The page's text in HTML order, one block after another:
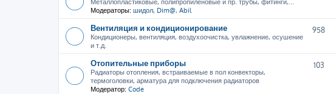
Металлопластиковые, полипропиленовые и пр. трубы, фитинги,...
Модераторы: шидол, Dim@, Abil
Вентиляция и кондиционирование
Кондиционеры, вентиляция, воздухоочистка, увлажнение, осушение
и т.д.
958
Отопительные приборы
Радиаторы отопления, встраиваемые в пол конвекторы,
термоголовки, арматура для подключения радиаторов
Модератор: Code
103